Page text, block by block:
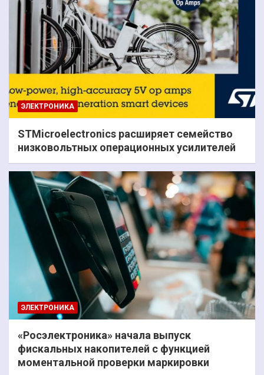
ЭЛЕКТРОНИКА
STMicroelectronics расширяет семейство
низковольтных операционных усилителей
ЭЛЕКТРОНИКА
«Росэлектроника» начала выпуск
фискальных накопителей с функцией
моментальной проверки маркировки